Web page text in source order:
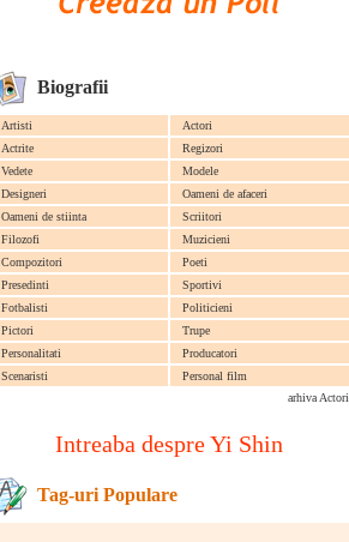
Biografii
Artisti
Actori
Actrite
Regizori
Vedete
Modele
Designeri
Oameni de afaceri
Oameni de stiinta
Scriitori
Filozofi
Muzicieni
Compozitori
Poeti
Presedinti
Sportivi
Fotbalisti
Politicieni
Pictori
Trupe
Personalitati
Producatori
Scenaristi
Personal film
arhiva Actori
Intreaba despre Yi Shin
Tag-uri Populare